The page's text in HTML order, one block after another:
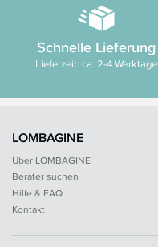
Schnelle Lieferung
Lieferzeit: ca. 2-4 Werktage
LOMBAGINE
Über LOMBAGINE
Berater suchen
Hilfe & FAQ
Kontakt